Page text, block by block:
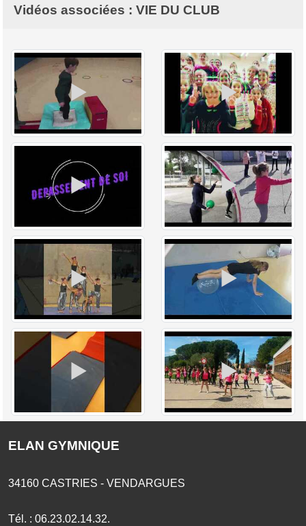
Vidéos associées : VIE DU CLUB
ELAN GYMNIQUE
34160 CASTRIES - VENDARGUES
Tél. : 06.23.02.14.32.